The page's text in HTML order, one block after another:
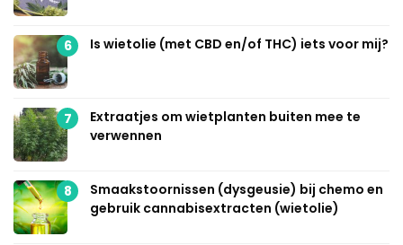
6 Is wietolie (met CBD en/of THC) iets voor mij?
7
Extraatjes om wietplanten buiten mee te
verwennen
8
Smaakstoornissen (dysgeusie) bij chemo en
gebruik cannabisextracten (wietolie)